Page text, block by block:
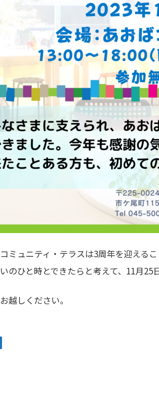
ミュニティ・テラスは3周年を迎える
のひと時とできたらと考えて、11月25
越しください。